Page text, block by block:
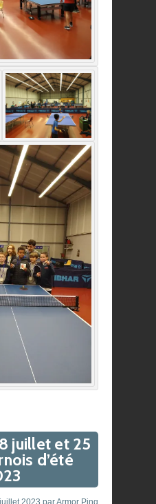
juillet et 25
d’été
2023 parArmor Ping